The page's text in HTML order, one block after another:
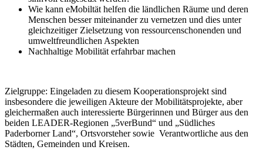
Wie kann eMobiltät helfen die ländlichen Räume und deren
Menschen besser miteinander zu vernetzen und dies unter
gleichzeitiger Zielsetzung von ressourcenschonenden und
umweltfreundlichen Aspekten
Nachhaltige Mobilität erfahrbar machen
Zielgruppe: Eingeladen zu diesem Kooperationsprojekt sind
insbesondere die jeweiligen Akteure der Mobilitätsprojekte, aber
gleichermaßen auch interessierte Bürgerinnen und Bürger aus den
beiden LEADER-Regionen „5verBund“ und „Südliches
Paderborner Land“, Ortsvorsteher sowie Verantwortliche aus den
Städten, Gemeinden und Kreisen.